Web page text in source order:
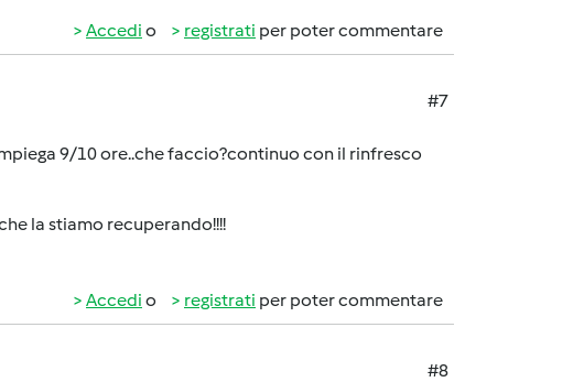
Accedi o registrati per poter commentare
#7
9/10 ore..che faccio?continuo con il rinfresco
la stiamo recuperando!!!!
Accedi o registrati per poter commentare
#8